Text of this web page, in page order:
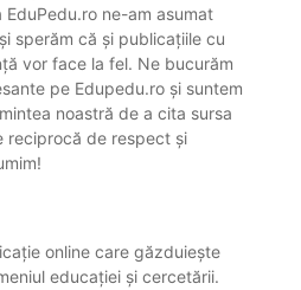
ne-am asumat
sperăm că și publicațiile cu
vor face la fel. Ne bucurăm
pe Edupedu.ro și suntem
noastră de a cita sursa
reciprocă de respect și
online care găzduiește
educației și cercetării.